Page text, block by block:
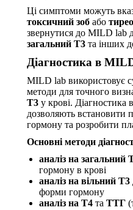
Ці симптоми можуть
токсичний зоб або
звернутися до MILD lab
загальний Т3 та інших
Діагностика в
MILD lab використовує
методи для точного
Т3 у крові. Діагностика
дозволяють встановити
гормону та розробити
Основні методи
аналіз на загальний
гормону в крові
аналіз на вільний Т3
форми гормону
аналіз на Т4 та ТТГ